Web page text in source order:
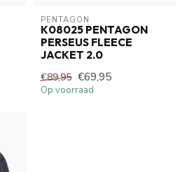
PENTAGON
K08025 PENTAGON
PERSEUS FLEECE
JACKET 2.0
€89,95 €69,95
Op voorraad